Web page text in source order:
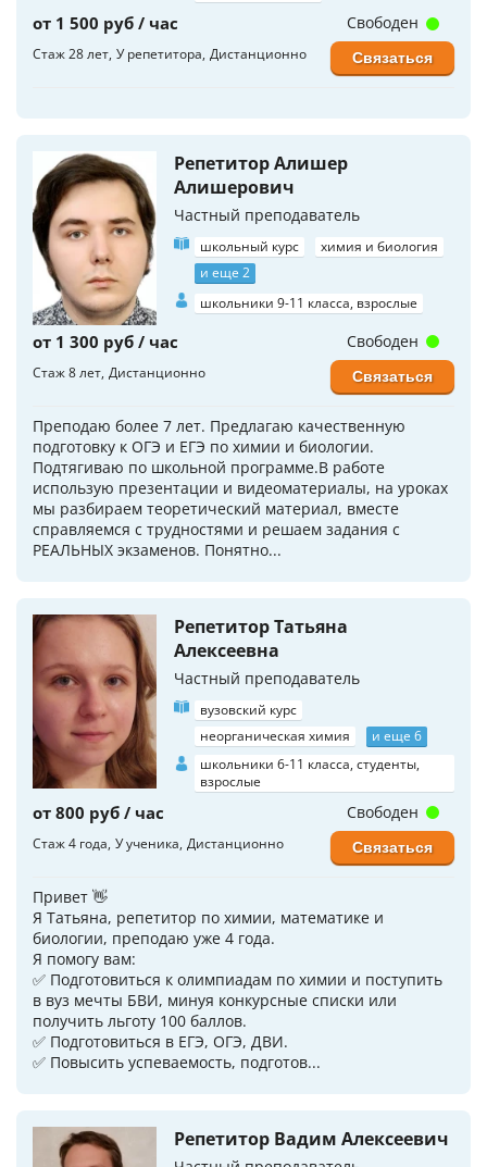
от 1 500 руб / час
Стаж 28 лет У репетитора Дистанционно
Свободен
Связаться
Репетитор Алишер
Алишерович
Частный преподаватель
школьный курс
химия и биология
и еще 2
школьники 9-11 класса, взрослые
от 1 300 руб / час
Стаж 8 лет Дистанционно
Преподаю более 7 лет. Предлагаю качественную
подготовку к ОГЭ и ЕГЭ по химии и биологии.
Подтягиваю по школьной программе.В работе
использую презентации и видеоматериалы, на уроках
мы разбираем теоретический материал, вместе
справляемся с трудностями и решаем задания с
РЕАЛЬНЫХ экзаменов. Понятно...
Свободен
Связаться
Репетитор Татьяна
Алексеевна
Частный преподаватель
вузовский курс
неорганическая химия
и еще 6
школьники 6-11 класса, студенты,
взрослые
от 800 руб / час
Стаж 4 года У ученика Дистанционно
Привет 👋
Я Татьяна, репетитор по химии, математике и
биологии, преподаю уже 4 года.
Я помогу вам:
✅️ Подготовиться к олимпиадам по химии и поступить
в вуз мечты БВИ, минуя конкурсные списки или
получить льготу 100 баллов.
✅️ Подготовиться в ЕГЭ, ОГЭ, ДВИ.
✅️ Повысить успеваемость, подготов...
Свободен
Связаться
Репетитор Вадим Алексеевич